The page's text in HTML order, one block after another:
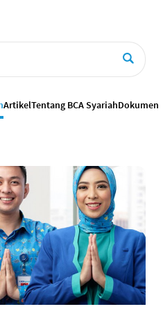
ArtikelTentang BCA SyariahDokumen